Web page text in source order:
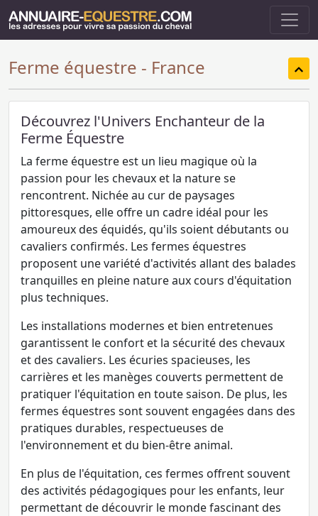
Ferme équestre - France
Découvrez l'Univers Enchanteur de la
Ferme Équestre
La ferme équestre est un lieu magique où la
passion pour les chevaux et la nature se
rencontrent. Nichée au cur de paysages
pittoresques, elle offre un cadre idéal pour les
amoureux des équidés, qu'ils soient débutants ou
cavaliers confirmés. Les fermes équestres
proposent une variété d'activités allant des balades
tranquilles en pleine nature aux cours d'équitation
plus techniques.
Les installations modernes et bien entretenues
garantissent le confort et la sécurité des chevaux
et des cavaliers. Les écuries spacieuses, les
carrières et les manèges couverts permettent de
pratiquer l'équitation en toute saison. De plus, les
fermes équestres sont souvent engagées dans des
pratiques durables, respectueuses de
l'environnement et du bien-être animal.
En plus de l'équitation, ces fermes offrent souvent
des activités pédagogiques pour les enfants, leur
permettant de découvrir le monde fascinant des